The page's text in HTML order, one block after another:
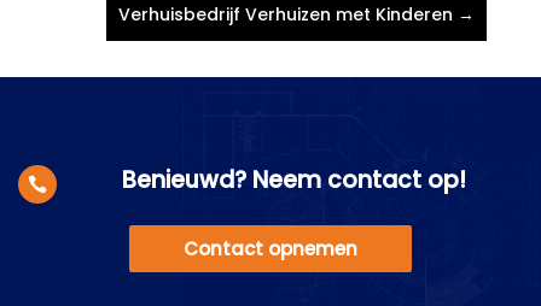
Verhuisbedrijf Verhuizen met Kinderen →
 Benieuwd? Neem contact op!
Contact opnemen